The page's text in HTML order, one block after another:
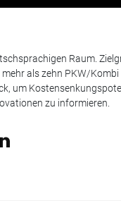
Raum.
als zehn PKW/
um
zu informieren.